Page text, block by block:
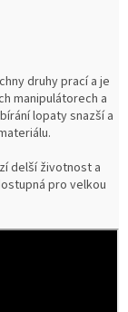
druhy prací a je
manipulátorech a
lopaty snazší a
delší životnost a
pro velkou